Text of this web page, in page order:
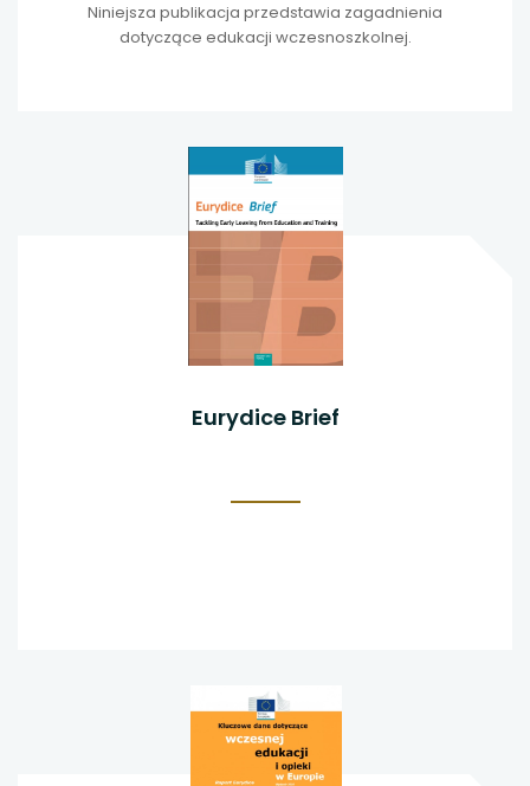
Niniejsza publikacja przedstawia zagadnienia
dotyczące edukacji wczesnoszkolnej.
Eurydice Brief